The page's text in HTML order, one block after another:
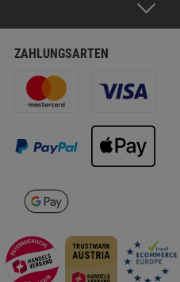
ZAHLUNGSARTEN